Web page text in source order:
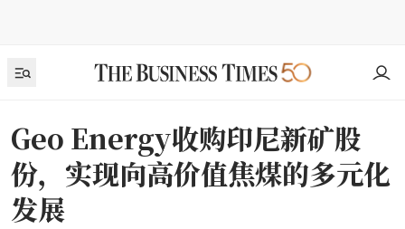
Geo Energy收购印尼新矿股
份，实现向高价值焦煤的多元化
发展